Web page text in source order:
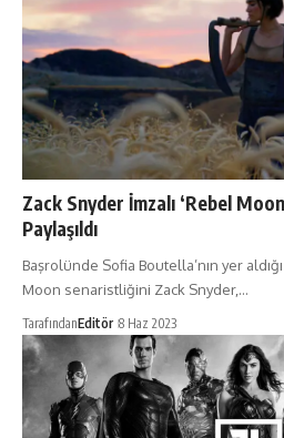
Zack Snyder İmzalı ‘Rebel
Paylaşıldı
Başrolünde Sofia Boutella’nın yer
Moon senaristliğini Zack Snyder,…
TarafındanEditör 8 Haz 2023